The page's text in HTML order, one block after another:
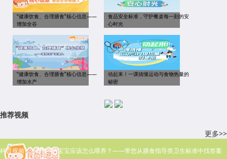
“健康饮食、合理膳食”核心信息——
增加全谷
食品安全标准，守护餐桌每一刻的安
心时光
“健康饮食、合理膳食”核心信息——
增加水产
动起来！一课搞懂运动与食物热量的
秘密
推荐视频
更多>>
科普视频：1-2周岁的宝宝应该怎么喂养？——带您从膳食指导类卫生标准中找答案